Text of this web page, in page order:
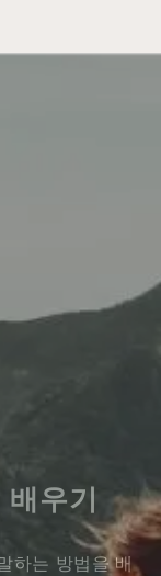
우기
하는 방법을 배